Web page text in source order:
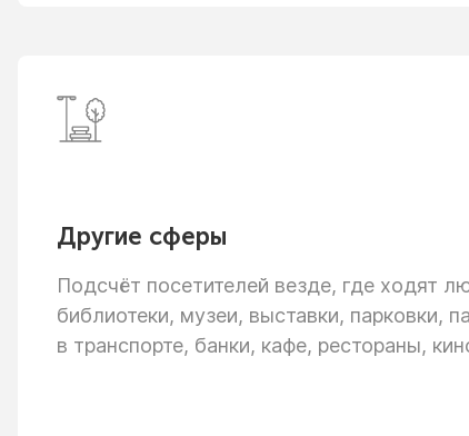
Другие сферы
Подсчёт посетителей везде, где ходят
библиотеки, музеи, выставки, парковки,
в транспорте, банки, кафе, рестораны,